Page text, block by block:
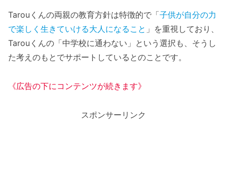
Tarouくんの両親の教育方針は特徴的で「子供が自分の力
で楽しく生きていける大人になること 」を重視しており、
Tarouくんの「中学校に通わない」という選択も、そうし
た考えのもとでサポートしているとのことです。
《広告の下にコンテンツが続きます》
スポンサーリンク